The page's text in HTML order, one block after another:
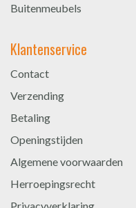
Buitenmeubels
Klantenservice
Contact
Verzending
Betaling
Openingstijden
Algemene voorwaarden
Herroepingsrecht